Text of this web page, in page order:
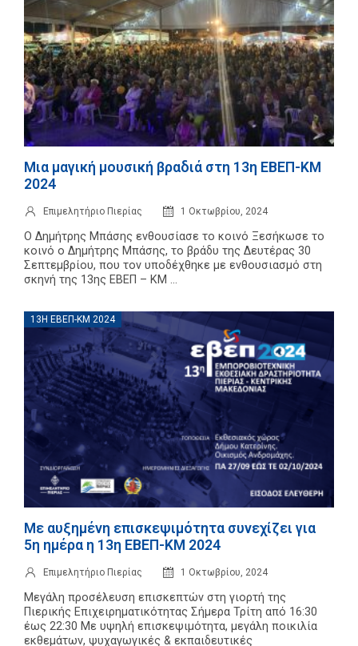
Μια μαγική μουσική βραδιά στη 13η ΕΒΕΠ-ΚΜ
2024
Επιμελητήριο Πιερίας 1 Οκτωβρίου, 2024
Ο Δημήτρης Μπάσης ενθουσίασε το κοινό Ξεσήκωσε το
κοινό ο Δημήτρης Μπάσης, το βράδυ της Δευτέρας 30
Σεπτεμβρίου, που τον υποδέχθηκε με ενθουσιασμό στη
σκηνή της 13ης ΕΒΕΠ – ΚΜ ...
13Η ΕΒΕΠ-ΚΜ 2024
Με αυξημένη επισκεψιμότητα συνεχίζει για
5η ημέρα η 13η ΕΒΕΠ-ΚΜ 2024
Επιμελητήριο Πιερίας 1 Οκτωβρίου, 2024
Μεγάλη προσέλευση επισκεπτών στη γιορτή της
Πιερικής Επιχειρηματικότητας Σήμερα Τρίτη από 16:30
έως 22:30 Με υψηλή επισκεψιμότητα, μεγάλη ποικιλία
εκθεμάτων, ψυχαγωγικές & εκπαιδευτικές